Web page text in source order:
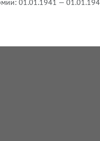
01.01.1941 —